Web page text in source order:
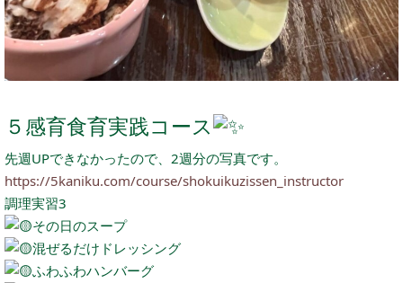
５感育食育実践コース
先週UPできなかったので、2週分の写真です。
https://5kaniku.com/course/shokuikuzissen_instructor
調理実習3
その日のスープ
混ぜるだけドレッシング
ふわふわハンバーグ